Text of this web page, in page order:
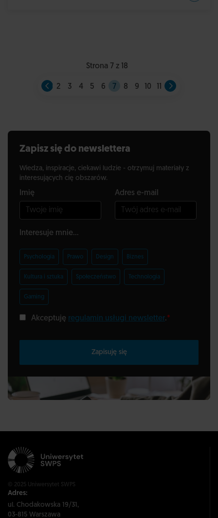
Strona 7 z 18
2 3 4 5 6 7 8 9 10
Zapisz się do newslettera
Wiedza, inspiracje, ciekawi ludzie - otrzymuj materiały z
interesujących cię obszarów.
Imię Adres e-mail
Interesuje mnie...
Psychologia Prawo Design Biznes
Kultura i sztuka Społeczeństwo Technologia
Gaming
Akceptuję regulamin usługi newsletter.*
Zapisuję się
© 2025 Uniwersytet SWPS
Adres:
ul. Chodakowska 19/31,
03-815 Warszawa